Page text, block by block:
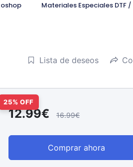
Materiales Especiales DTF /
Lista de deseos
12.99€ 16.99€
Comprar ahora